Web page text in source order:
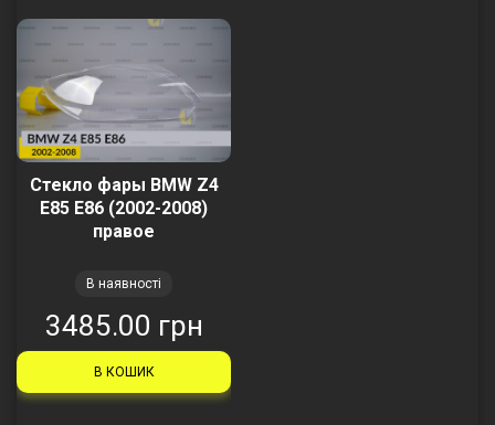
Стекло фары BMW Z4
E85 E86 (2002-2008)
правое
В наявності
3485.00 грн
В КОШИК